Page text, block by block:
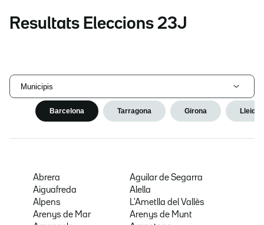
Resultats Eleccions 23J
Municipis
Barcelona Tarragona Girona Lleida
Abrera
Aguilar de Segarra
Aiguafreda
Alella
Alpens
L'Ametlla del Vallès
Arenys de Mar
Arenys de Munt